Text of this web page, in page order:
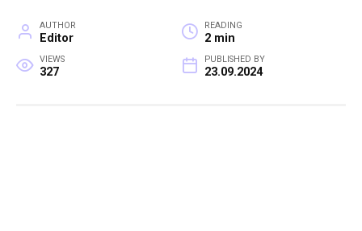
AUTHOR
Editor
READING
2 min
VIEWS
327
PUBLISHED BY
23.09.2024